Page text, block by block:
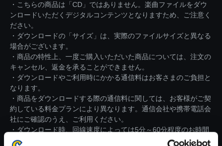
・こちらの商品は「CD」ではありません。楽曲ファイルをダウ
ンロードいただくデジタルコンテンツとなりますため、ご注意く
ださい。
・ダウンロードの「サイズ」は、実際のファイルサイズと異なる
場合がございます。
・商品の特性上、一度ご購入いただいた商品については、注文の
キャンセル、返金を承ることができません。
・ダウンロードやご利用時にかかる通信料はお客さまのご負担と
なります。
・商品をダウンロードする際の通信料に関しては、お客様がご契
約している料金プランにより異なります。通信会社や携帯電話会
社にご確認のうえ、ご利用ください。
・ダウンロード時、回線速度によっては5分～60分程度のお時間
がかかる場合がございます。